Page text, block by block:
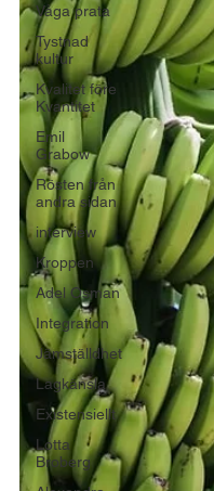
Våga prata
Tystnad
kultur
Kvalitet före
Kvantitet
Emil
Grabow
Rösten från
andra sidan
interview
Kroppen
Adel Osman
Integration
Jämställdhet
Lagkänsla
Existensiellt
Lotta
Broberg